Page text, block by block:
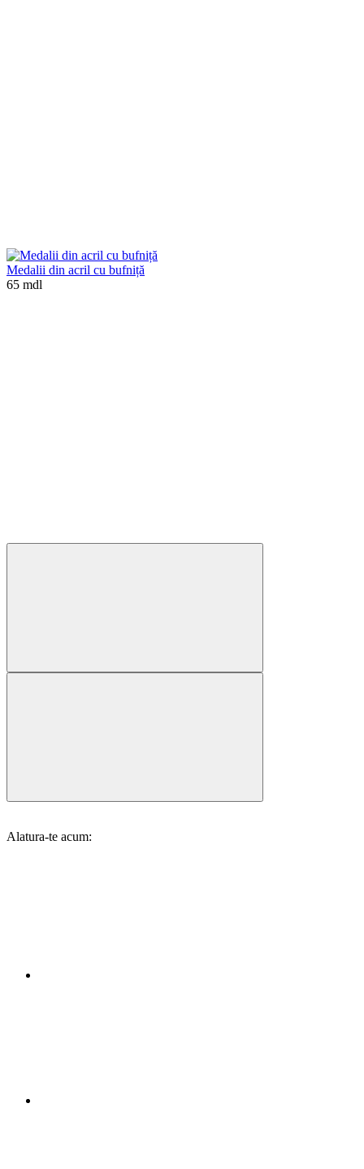
Medalii din acril cu bufniță
65 mdl
Alatura-te acum: